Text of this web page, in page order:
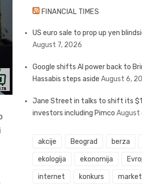
FINANCIAL TIMES
US euro sale to prop up yen
August 7, 2026
Google shifts AI power back to
Hassabis steps aside August 6,
Jane Street in talks to shift its
investors including Pimco August
akcije Beograd berza
ekologija ekonomija
internet konkurs